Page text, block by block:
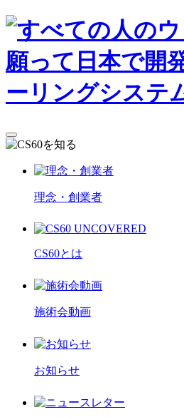
理念・創業者
CS60とは
施術会動画
お知らせ